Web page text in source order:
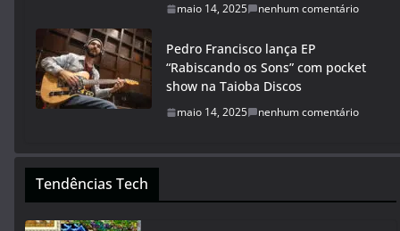
maio 14, 2025 nenhum comentário
Pedro Francisco lança EP
“Rabiscando os Sons” com pocket
show na Taioba Discos
maio 14, 2025 nenhum comentário
Tendências Tech